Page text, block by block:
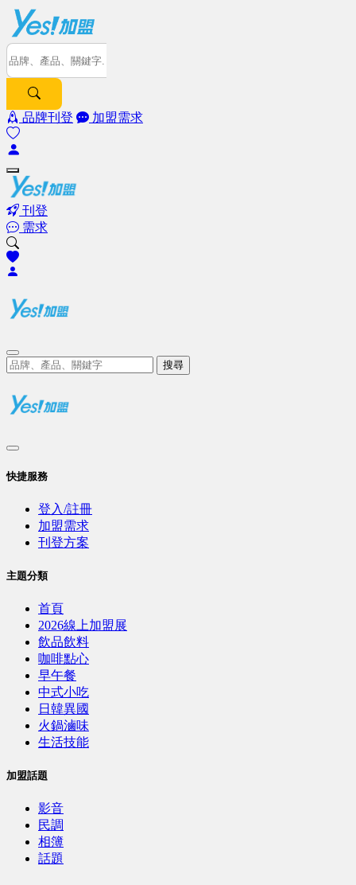
品牌刊登 加盟需求
刊登
需求
搜尋
快捷服務
登入/註冊
加盟需求
刊登方案
主題分類
首頁
2026線上加盟展
飲品飲料
咖啡點心
早午餐
中式小吃
日韓異國
火鍋滷味
生活技能
加盟話題
影音
民調
相簿
話題